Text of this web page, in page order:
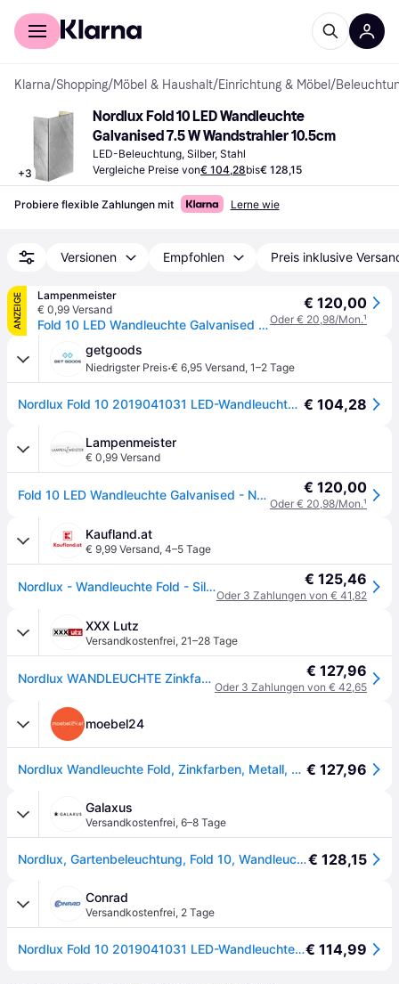
Für Shopper
Klarna/Shopping/Möbel & Haushalt/Einrichtung & Möbel /
+3
Nordlux Fold 10 LED Wandleuchte
Galvanised 7.5 W Wandstrahler 10.5cm
LED-Beleuchtung, Silber, Stahl
Vergleiche Preise von€ 104,28bis€ 128,15
Probiere flexible Zahlungen mit Lerne wie
Versionen Empfohlen Preis inklusive
ANZEIGE
Lampenmeister
€ 0,99 Versand
Fold 10 LED Wandleuchte Galvanised - Nordlux - Wohnzimmer - Aluminium
€ 120,00
Oder € 20,98/Mon.¹
getgoods
Niedrigster Preis·€ 6,95 Versand, 1–2 Tage
Nordlux Fold 10 2019041031 LED-Wandleuchte LED 7.5 W Verzinkt € 104,28
Lampenmeister
€ 0,99 Versand
Fold 10 LED Wandleuchte Galvanised - Nordlux - Wohnzimmer - Aluminium € 120,00
Oder € 20,98/Mon.¹
Kaufland.at
€ 9,99 Versand, 4–5 Tage
Nordlux - Wandleuchte Fold - Silber - 10.6x14.9 cm € 125,46
Oder 3 Zahlungen von € 41,82
XXX Lutz
Versandkostenfrei, 21–28 Tage
Nordlux WANDLEUCHTE Zinkfarben xxxlutz.at € 127,96
Oder 3 Zahlungen von € 42,65
moebel24
Nordlux Wandleuchte Fold, Zinkfarben, Metall, 14.9x5x10.6 cm, Lampen & Leuchten, Innenbeleuchtung, Spots & Strahler, Wandstrahler € 127,96
Galaxus
Versandkostenfrei, 6–8 Tage
Nordlux, Gartenbeleuchtung, Fold 10, Wandleuchte, Nickel verzinkt (225lm, IP54)€ 128,15
Conrad
Versandkostenfrei, 2 Tage
Nordlux Fold 10 2019041031 LED-Wandleuchte LED 7.5 W Verzinkt - [Verzinkt]€ 114,99